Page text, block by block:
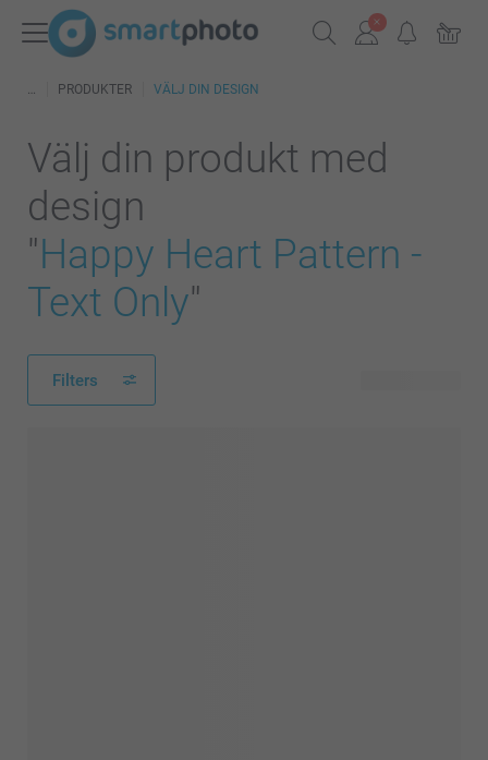
PRODUKTER VÄLJ DIN DESIGN
Välj din produkt med
design
"Happy Heart Pattern -
Text Only"
Filters